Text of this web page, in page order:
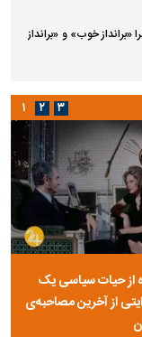
«برانداز خوب» و «برانداز
از حیات سیاسی یک
از آخرین مصاحبه‌ی
۱ ۲ ۳